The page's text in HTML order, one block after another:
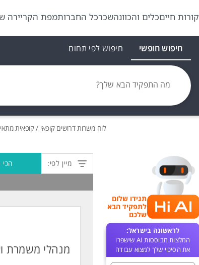
קורות חייםכלים והכוונהשכרכל החברותמפת הקריירה
חיפוש חופשי חיפוש לפי תחום
מה התפקיד הבא שלך?
לוח משרותדרושים קופאי / קופאית
תגידו שלום
לתפקיד הבא
שלכם
לראשונה בישראל:
המלצות מבוססות AI שישפרו
את הסיכוי שלך למצוא עבודה
מיין לפי:
מנהלי משמרת